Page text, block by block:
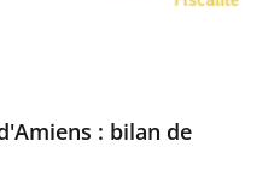
: bilan de